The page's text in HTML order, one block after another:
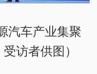
汽车产业集聚
访者供图）